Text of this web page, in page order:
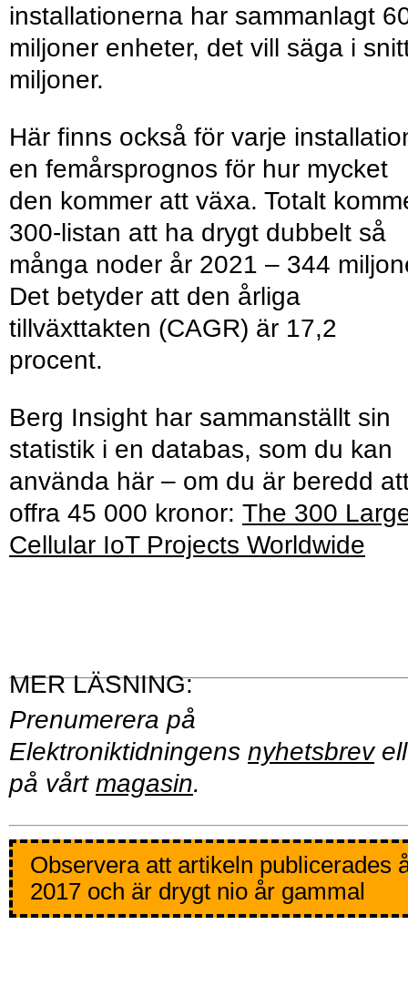
installationerna har sammanlagt
miljoner enheter, det vill säga i
miljoner.
Här finns också för varje
en femårsprognos för hur mycket
den kommer att växa. Totalt
300-listan att ha drygt dubbelt så
många noder år 2021 – 344
Det betyder att den årliga
tillväxttakten (CAGR) är 17,2
procent.
Berg Insight har sammanställt sin
statistik i en databas, som du kan
använda här – om du är beredd
offra 45 000 kronor: The 300
Cellular IoT Projects Worldwide
Prenumerera på
Elektroniktidningens nyhetsbrev
på vårt magasin.
Observera att artikeln publicerades
2017 och är drygt nio år gammal